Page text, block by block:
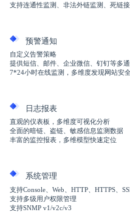
支持连通性监测、非法外链监测、死链
预警通知
自定义告警策略
提供短信、邮件、企业微信、钉钉等多
7*24小时在线监测，多维度发现网站安
日志报表
直观的仪表板，多维度可视化分析
全面的暗链、盗链、敏感信息监测数据
丰富的监控报表，多维模型快速定位
系统管理
支持Console、Web、HTTP、HTTPS、
支持多级用户权限管理
支持SNMP v1/v2c/v3